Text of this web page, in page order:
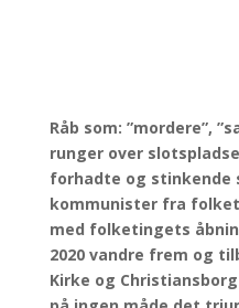
Råb som: ”mordere”,
runger over
forhadte og
kommunister fra
med folketingets
2020 vandre frem og
Kirke og